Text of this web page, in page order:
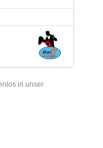
in unser